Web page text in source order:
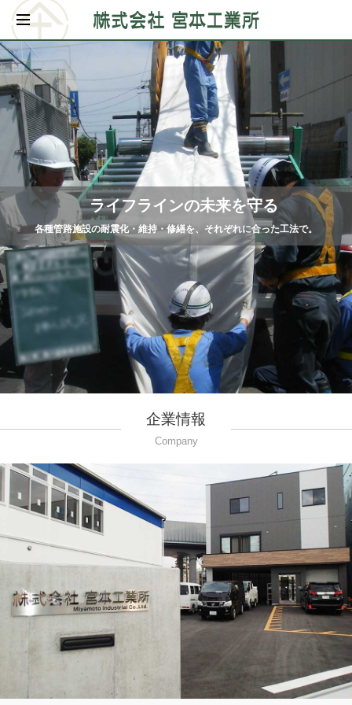
ライフラインの未来を守る
各種管路施設の耐震化・維持・修繕を、それぞれに合った工法で。
企業情報
Company